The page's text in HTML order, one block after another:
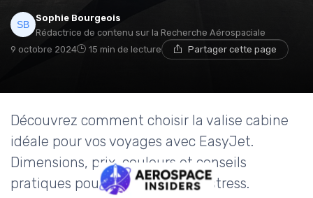
Sophie Bourgeois
Rédactrice de contenu sur la Recherche Aérospaciale
9 octobre 2024
15 min de lecture Partager cette page
Découvrez comment choisir la valise cabine
idéale pour vos voyages avec EasyJet.
Dimensions, prix, couleurs et conseils
pratiques pour un voyage sans stress.